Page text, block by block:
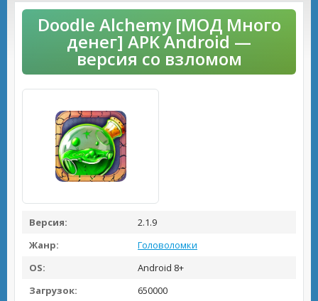
Doodle Alchemy [МОД Много
денег] APK Android —
версия со взломом
Версия:
2.1.9
Жанр:
Головоломки
OS:
Android 8+
Загрузок:
650000